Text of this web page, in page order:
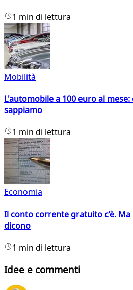
1 min di lettura
Mobilità
L'automobile a 100 euro al
sappiamo
1 min di lettura
Economia
Il conto corrente gratuito c’è.
dicono
1 min di lettura
Idee e commenti